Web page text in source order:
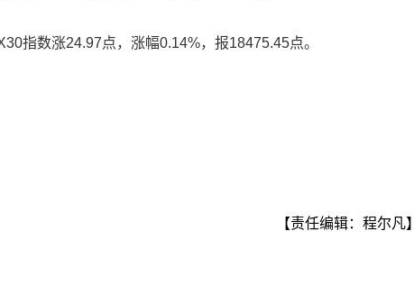
指数涨24.97点，涨幅0.14%，报18475.45点。
【责任编辑：程尔凡】